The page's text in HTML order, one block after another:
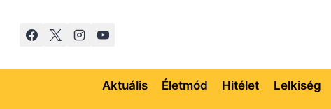
Aktuális Életmód Hitélet Lelkiség